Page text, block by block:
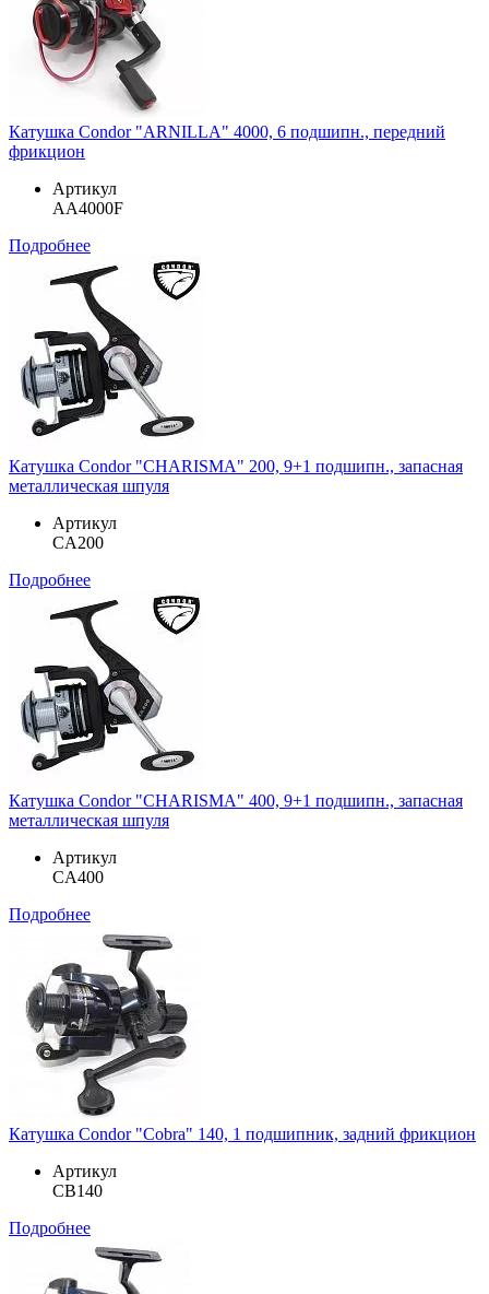
Катушка Condor "ARNILLA" 4000, 6 подшипн., передний
фрикцион
Артикул
AA4000F
Подробнее
Катушка Condor "CHARISMA" 200, 9+1 подшипн., запасная
металлическая шпуля
Артикул
CA200
Подробнее
Катушка Condor "CHARISMA" 400, 9+1 подшипн., запасная
металлическая шпуля
Артикул
CA400
Подробнее
Катушка Condor "Cobra" 140, 1 подшипник, задний фрикцион
Артикул
CB140
Подробнее